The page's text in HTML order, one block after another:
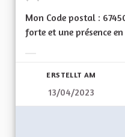
Mon Code postal :
forte et une présence
ERSTELLT AM
13/04/2023